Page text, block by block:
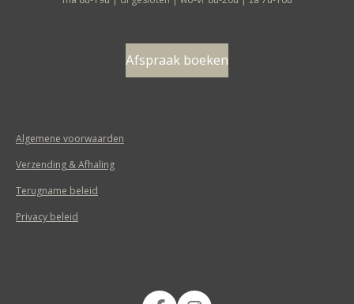
Afspraak boeken
Algemene voorwaarden
Verzending & Afhaling
Terugname beleid
Privacy beleid